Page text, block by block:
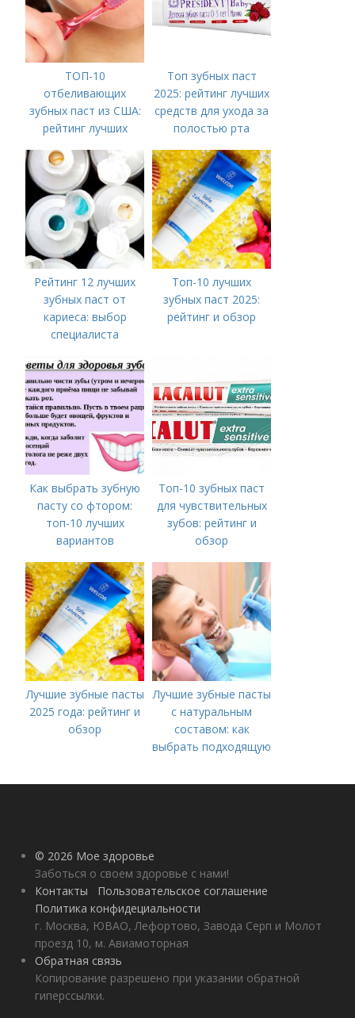
ТОП-10
отбеливающих
зубных паст из США:
рейтинг лучших
белоснежной улыбки
Топ зубных паст
2025: рейтинг лучших
средств для ухода за
полостью рта
Рейтинг 12 лучших
зубных паст от
кариеса: выбор
специалиста
Топ-10 лучших
зубных паст 2025:
рейтинг и обзор
Как выбрать зубную
пасту со фтором:
топ-10 лучших
вариантов
Топ-10 зубных паст
для чувствительных
зубов: рейтинг и
обзор
Лучшие зубные пасты
2025 года: рейтинг и
обзор
Лучшие зубные пасты
с натуральным
составом: как
выбрать подходящую
© 2026 Мое здоровье
Заботься о своем здоровье с нами!
Контакты
Пользовательское соглашение
Политика конфидециальности
г. Москва, ЮВАО, Лефортово, Завода Серп и Молот
проезд 10, м. Авиамоторная
Обратная связь
Копирование разрешено при указании обратной
гиперссылки.